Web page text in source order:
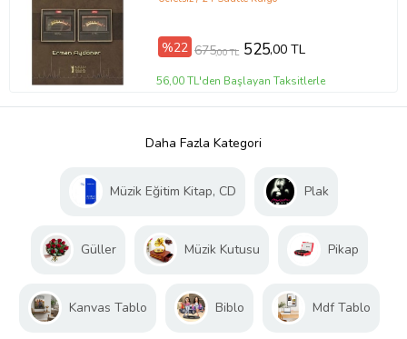
%22 675,00 TL 525,00 TL
56,00 TL'den Başlayan Taksitlerle
Daha Fazla Kategori
Müzik Eğitim Kitap, CD Plak
Güller Müzik Kutusu Pikap
Kanvas Tablo Biblo Mdf Tablo